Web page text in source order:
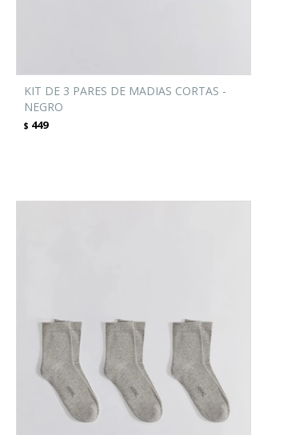
KIT DE 3 PARES DE MADIAS CORTAS -
NEGRO
$ 449